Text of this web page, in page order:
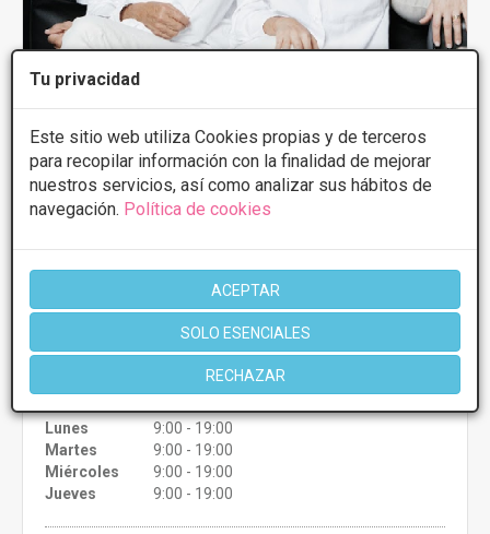
Tu privacidad
Este sitio web utiliza Cookies propias y de terceros
para recopilar información con la finalidad de mejorar
nuestros servicios, así como analizar sus hábitos de
navegación. Política de cookies
ACEPTAR
SOLO ESENCIALES
RECHAZAR
Clinica Morano
3.7 6 Opiniones
Baron de Pinopar , 12 - 1, Palma de
Mallorca
PRIMERA CONSULTA GRATUITA
Rejuvenecimiento de manos
Desde 150€
CONSULTAR/CITA/PRESUPUESTO
Lunes
9:00 - 19:00
Martes
9:00 - 19:00
Miércoles
9:00 - 19:00
Jueves
9:00 - 19:00